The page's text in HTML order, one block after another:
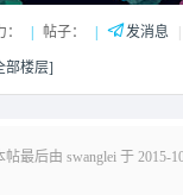
帖子： 发消息
部楼层]
帖最后由 swanglei 于 2015-